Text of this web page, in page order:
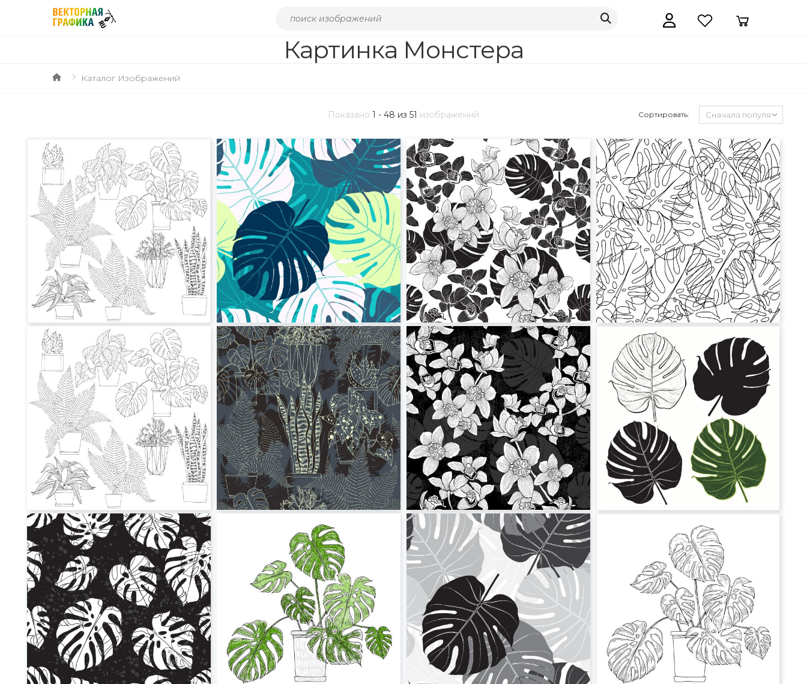
Картинка Монстера
Каталог Изображений
Показано 1 - 48 из 51 изображений Сортировать: